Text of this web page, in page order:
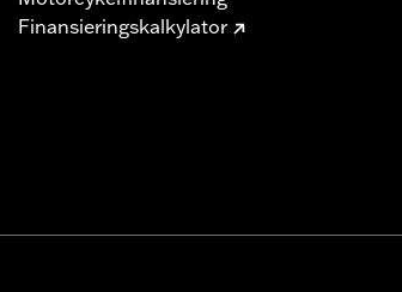
Finansieringskalkylator